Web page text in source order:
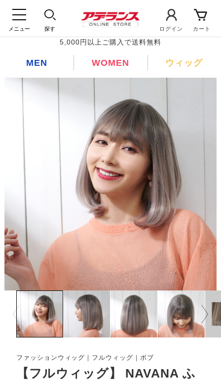
メニュー 探す ログイン カート
5,000円以上ご購入で送料無料
MEN WOMEN ウィッグ
【フルウィッグ】 NAVANA ふ
ファッションウィッグ｜フルウィッグ｜ボブ